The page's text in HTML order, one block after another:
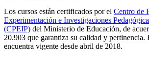
Los cursos están certificados por el Centro de
Experimentación e Investigaciones
(CPEIP) del Ministerio de Educación, de
20.903 que garantiza su calidad y pertinencia.
encuentra vigente desde abril de 2018.